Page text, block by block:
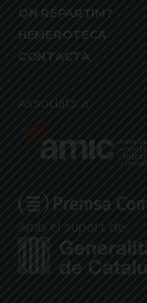
ON REPARTIM?
HEMEROTECA
CONTACTA
Associats a:
Amb el suport de: